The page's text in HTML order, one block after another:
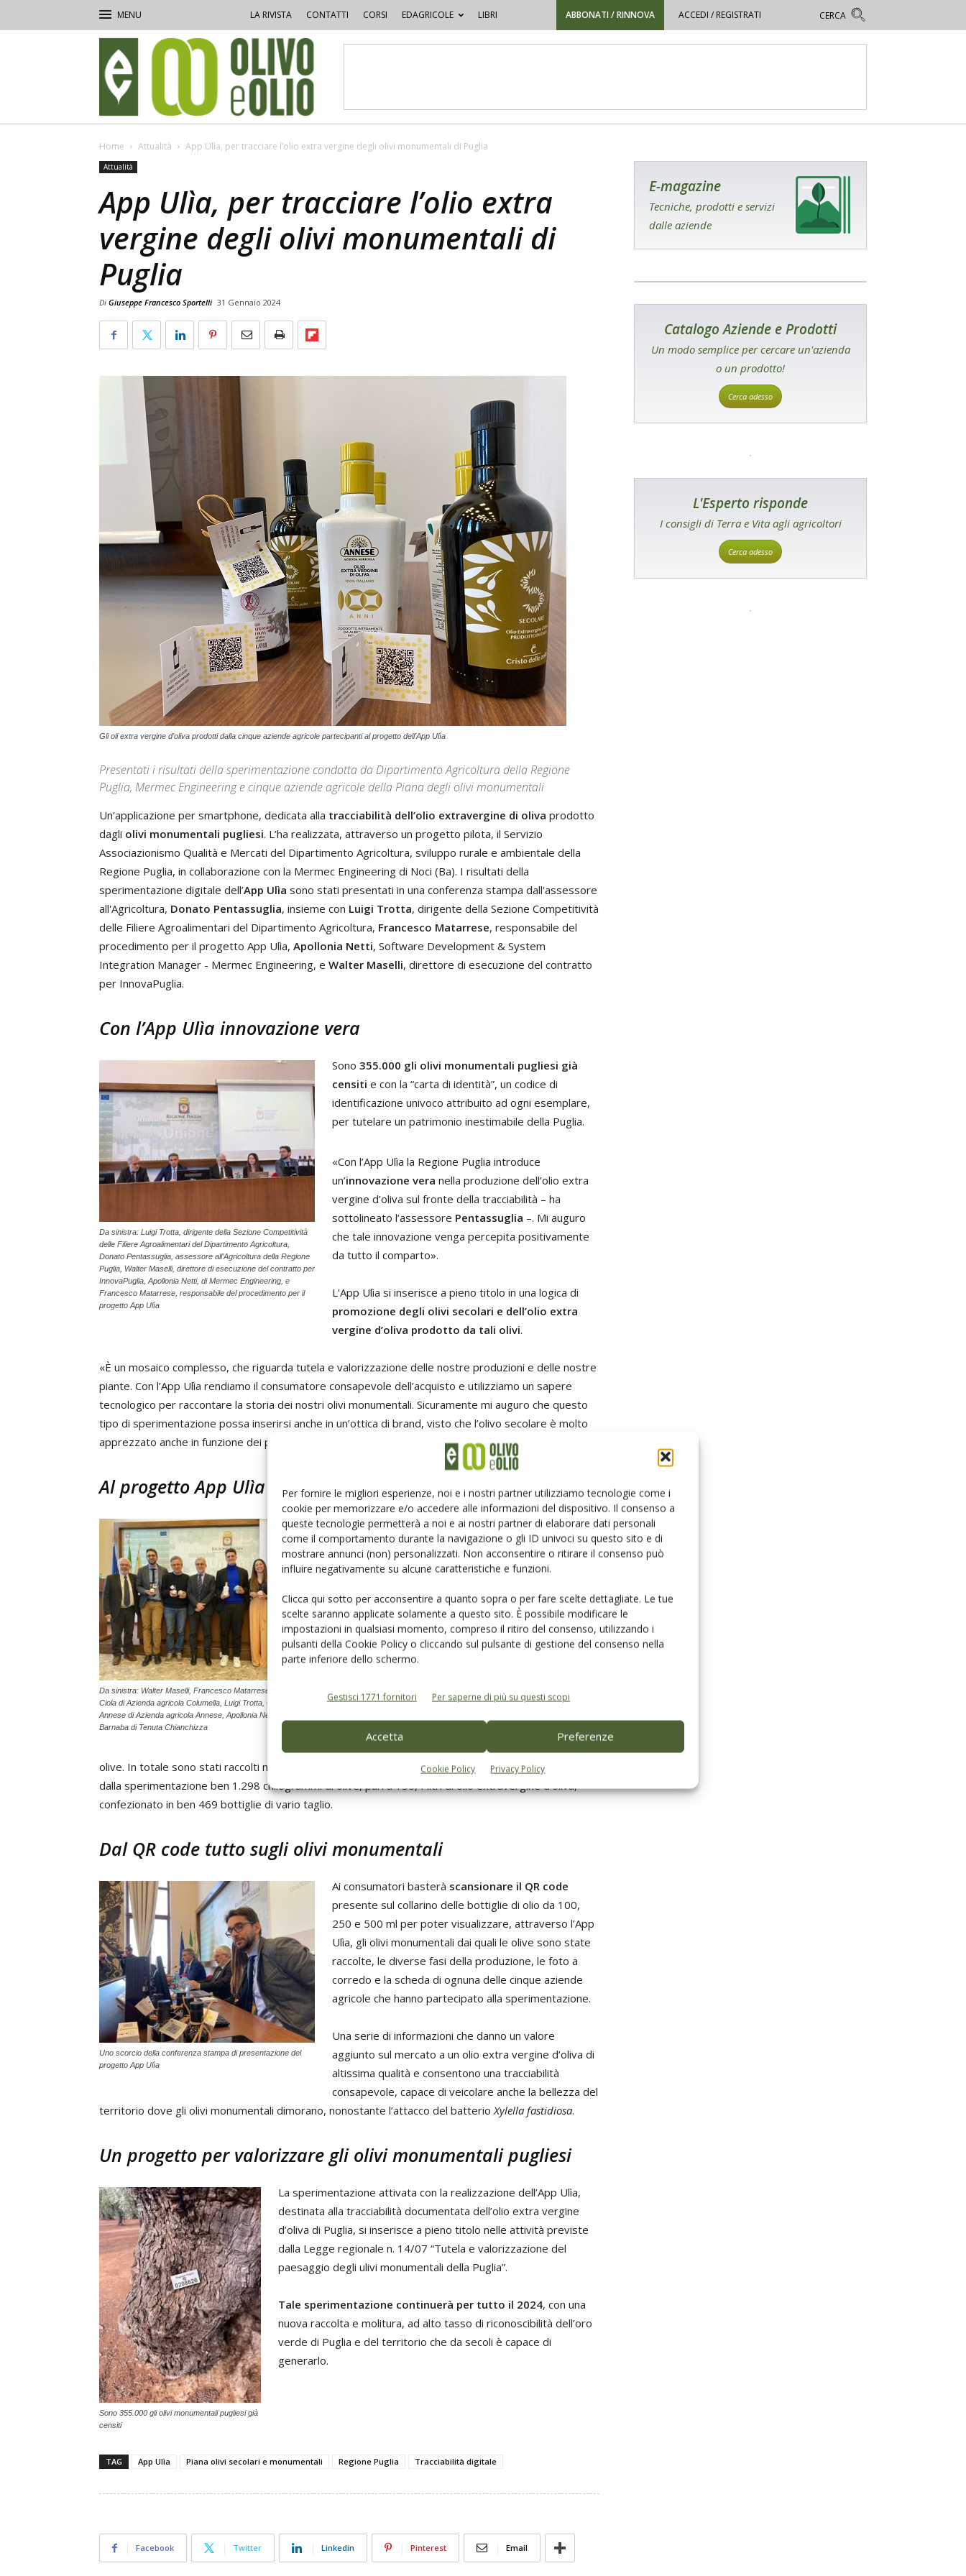
Per fornire le migliori esperienze, noi e i nostri partner utilizziamo tecnologie come i
cookie per memorizzare e/o accedere alle informazioni del dispositivo. Il consenso a
queste tecnologie permetterà a noi e ai nostri partner di elaborare dati personali
come il comportamento durante la navigazione o gli ID univoci su questo sito e di
mostrare annunci (non) personalizzati. Non acconsentire o ritirare il consenso può
influire negativamente su alcune caratteristiche e funzioni.
Clicca qui sotto per acconsentire a quanto sopra o per fare scelte dettagliate. Le tue
scelte saranno applicate solamente a questo sito. È possibile modificare le
impostazioni in qualsiasi momento, compreso il ritiro del consenso, utilizzando i
pulsanti della Cookie Policy o cliccando sul pulsante di gestione del consenso nella
parte inferiore dello schermo.
Gestisci 1771 fornitori Per saperne di più su questi scopi
Accetta Preferenze
Cookie Policy Privacy Policy
LA RIVISTA CONTATTI CORSI EDAGRICOLE LIBRI ABBONATI / RINNOVA ACCEDI / REGISTRATI
e
Olio
Home Attualità App Ulìa, per tracciare l’olio extra vergine degli olivi monumentali di Puglia
Attualità
App Ulìa, per tracciare l’olio extra
vergine degli olivi monumentali di
Puglia
Di Giuseppe Francesco Sportelli 31 Gennaio 2024
Gli oli extra vergine d'oliva prodotti dalla cinque aziende agricole partecipanti al progetto dell'App Ulìa
Presentati i risultati della sperimentazione condotta da Dipartimento Agricoltura della Regione
Puglia, Mermec Engineering e cinque aziende agricole della Piana degli olivi monumentali
Un'applicazione per smartphone, dedicata alla tracciabilità dell’olio extravergine di oliva prodotto
dagli olivi monumentali pugliesi. L’ha realizzata, attraverso un progetto pilota, il Servizio
Associazionismo Qualità e Mercati del Dipartimento Agricoltura, sviluppo rurale e ambientale della
Regione Puglia, in collaborazione con la Mermec Engineering di Noci (Ba). I risultati della
sperimentazione digitale dell’App Ulìa sono stati presentati in una conferenza stampa dall'assessore
all'Agricoltura, Donato Pentassuglia, insieme con Luigi Trotta, dirigente della Sezione Competitività
delle Filiere Agroalimentari del Dipartimento Agricoltura, Francesco Matarrese, responsabile del
procedimento per il progetto App Ulìa, Apollonia Netti, Software Development & System
Integration Manager - Mermec Engineering, e Walter Maselli, direttore di esecuzione del contratto
per InnovaPuglia.
Con l’App Ulìa innovazione vera
Da sinistra: Luigi Trotta, dirigente della Sezione Competitività
delle Filiere Agroalimentari del Dipartimento Agricoltura,
Donato Pentassuglia, assessore all’Agricoltura della Regione
Puglia, Walter Maselli, direttore di esecuzione del contratto per
InnovaPuglia, Apollonia Netti, di Mermec Engineering, e
Francesco Matarrese, responsabile del procedimento per il
progetto App Ulìa
Sono 355.000 gli olivi monumentali pugliesi già
censiti e con la “carta di identità”, un codice di
identificazione univoco attribuito ad ogni esemplare,
per tutelare un patrimonio inestimabile della Puglia.
«Con l’App Ulìa la Regione Puglia introduce
un’innovazione vera nella produzione dell’olio extra
vergine d’oliva sul fronte della tracciabilità – ha
sottolineato l’assessore Pentassuglia –. Mi auguro
che tale innovazione venga percepita positivamente
da tutto il comparto».
L'App Ulìa si inserisce a pieno titolo in una logica di
promozione degli olivi secolari e dell’olio extra
vergine d’oliva prodotto da tali olivi.
«È un mosaico complesso, che riguarda tutela e valorizzazione delle nostre produzioni e delle nostre
piante. Con l’App Ulìa rendiamo il consumatore consapevole dell’acquisto e utilizziamo un sapere
tecnologico per raccontare la storia dei nostri olivi monumentali. Sicuramente mi auguro che questo
tipo di sperimentazione possa inserirsi anche in un’ottica di brand, visto che l’olivo secolare è molto
apprezzato anche in funzione dei prossimi eventi previsti in Puglia».
Al progetto App Ulìa hanno partecipato 5 aziende agricole
Da sinistra: Walter Maselli, Francesco Matarrese, Gianfranco
Ciola di Azienda agricola Columella, Luigi Trotta, Claudio
Annese di Azienda agricola Annese, Apollonia Netti, Carlo
Barnaba di Tenuta Chianchizza
Al progetto hanno partecipatocinque aziende
agricole(Azienda Agricola Columella, Masseria
Brancati e Masseria Asciano, tutte e tre di Ostuni-Br,
Azienda agricola Annese, entra,mbe di Monopoli-Ba)
che producono olio extra vergine d’oliva nella Piana
degli olivi monumentali di Puglia, la quale si estende
dalla parte meridionale della provincia di Bari fino alla
dopo le procedure di raccolta, la molitura è avvenuta
in microfrantoi, in grado di molire anche solo 50 chili di
olive. In totale sono stati raccolti nella campagna olearia 2023 sui 14 alberi monumentali interessati
dalla sperimentazione ben 1.298 chilogrammi di olive, pari a 150,4 litri di olio extravergine d’oliva,
confezionato in ben 469 bottiglie di vario taglio.
Dal QR code tutto sugli olivi monumentali
Uno scorcio della conferenza stampa di presentazione del
progetto App Ulìa
Ai consumatori basterà scansionare il QR code
presente sul collarino delle bottiglie di olio da 100,
250 e 500 ml per poter visualizzare, attraverso l’App
Ulìa, gli olivi monumentali dai quali le olive sono state
raccolte, le diverse fasi della produzione, le foto a
corredo e la scheda di ognuna delle cinque aziende
agricole che hanno partecipato alla sperimentazione.
Una serie di informazioni che danno un valore
aggiunto sul mercato a un olio extra vergine d’oliva di
altissima qualità e consentono una tracciabilità
consapevole, capace di veicolare anche la bellezza del
territorio dove gli olivi monumentali dimorano, nonostante l’attacco del batterioXylella fastidiosa.
Un progetto per valorizzare gli olivi monumentali pugliesi
Sono 355.000 gli olivi monumentali pugliesi già
censiti
La sperimentazione attivata con la realizzazione dell’App Ulìa,
destinata alla tracciabilità documentata dell’olio extra vergine
d’oliva di Puglia, si inserisce a pieno titolo nelle attività previste
dalla Legge regionale n. 14/07 “Tutela e valorizzazione del
paesaggio degli ulivi monumentali della Puglia”.
Tale sperimentazione continuerà per tutto il 2024, con una
nuova raccolta e molitura, ad alto tasso di riconoscibilità dell’oro
verde di Puglia e del territorio che da secoli è capace di
generarlo.
TAG App Ulìa Piana olivi secolari e monumentali Regione Puglia Tracciabilità digitale
Facebook Twitter Linkedin Pinterest Email
E-magazine
Tecniche, prodotti e servizi
dalle aziende
Catalogo Aziende e Prodotti
Un modo semplice per cercare un'azienda
o un prodotto!
Cerca adesso
L'Esperto risponde
I consigli di Terra e Vita agli agricoltori
Cerca adesso